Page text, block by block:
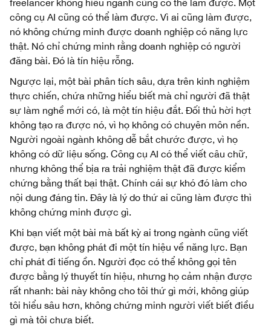
công cụ AI cũng có thể làm được. Vì ai cũng làm được,
nó không chứng minh được doanh nghiệp có năng lực
thật. Nó chỉ chứng minh rằng doanh nghiệp có người
đăng bài. Đó là tín hiệu rỗng.
Ngược lại, một bài phân tích sâu, dựa trên kinh nghiệm
thực chiến, chứa những hiểu biết mà chỉ người đã thật
sự làm nghề mới có, là một tín hiệu đắt. Đối thủ hời hợt
không tạo ra được nó, vì họ không có chuyên môn nền.
Người ngoài ngành không dễ bắt chước được, vì họ
không có dữ liệu sống. Công cụ AI có thể viết câu chữ,
nhưng không thể bịa ra trải nghiệm thật đã được kiểm
chứng bằng thất bại thật. Chính cái sự khó đó làm cho
nội dung đáng tin. Đây là lý do thứ ai cũng làm được thì
không chứng minh được gì.
Khi bạn viết một bài mà bất kỳ ai trong ngành cũng viết
được, bạn không phát đi một tín hiệu về năng lực. Bạn
chỉ phát đi tiếng ồn. Người đọc có thể không gọi tên
được bằng lý thuyết tín hiệu, nhưng họ cảm nhận được
rất nhanh: bài này không cho tôi thứ gì mới, không giúp
tôi hiểu sâu hơn, không chứng minh người viết biết điều
gì mà tôi chưa biết.